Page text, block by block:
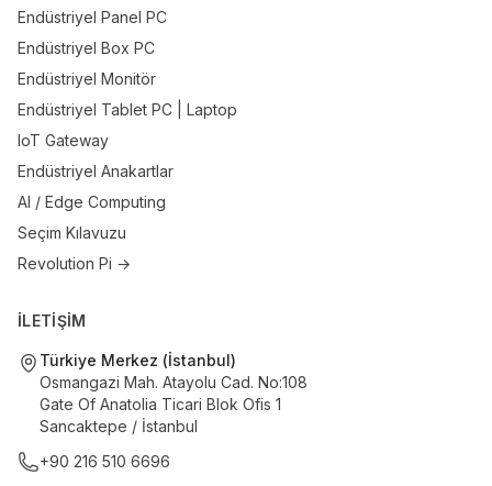
Endüstriyel Panel PC
Endüstriyel Box PC
Endüstriyel Monitör
Endüstriyel Tablet PC | Laptop
IoT Gateway
Endüstriyel Anakartlar
AI / Edge Computing
Seçim Kılavuzu
Revolution Pi →
İLETİŞİM
Türkiye Merkez (İstanbul)
Osmangazi Mah. Atayolu Cad. No:108
Gate Of Anatolia Ticari Blok Ofis 1
Sancaktepe / İstanbul
+90 216 510 6696